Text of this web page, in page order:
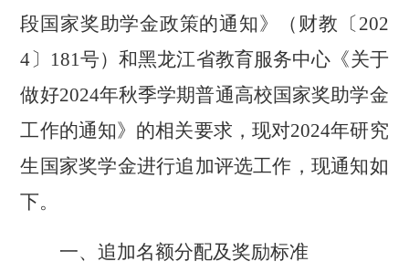
段国家奖助学金政策的通知》（财教〔202
4〕181号）和黑龙江省教育服务中心《关于
做好2024年秋季学期普通高校国家奖助学金
工作的通知》的相关要求，现对2024年研究
生国家奖学金进行追加评选工作，现通知如
下。
一、追加名额分配及奖励标准